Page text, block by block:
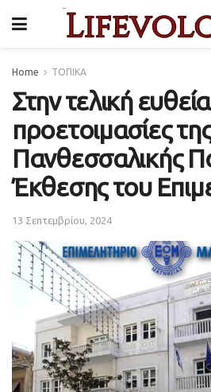
Home ΤΟΠΙΚΑ
Στην τελική
προετοιμασίες
Πανθεσσαλικής
Έκθεσης του
13 Σεπτεμβρίου, 2024